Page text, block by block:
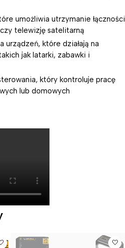
umożliwia utrzymanie łączności
telewizję satelitarną
urządzeń, które działają na
jak latarki, zabawki i
który kontroluje pracę
lub domowych